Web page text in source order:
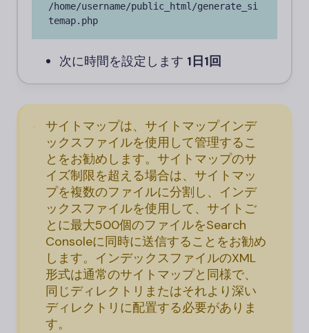
/home/username/public_html/generate_si
temap.php
次に時間を設定します 1日1回
サイトマップは、サイトマップインデ
ックスファイルを使用して管理するこ
とをお勧めします。サイトマップのサ
イズ制限を超える場合は、サイトマッ
プを複数のファイルに分割し、インデ
ックスファイルを使用して、サイトご
とに最大500個のファイルをSearch
Consoleに同時に送信することをお勧め
します。インデックスファイルのXML
形式は通常のサイトマップと同様で、
同じディレクトリまたはそれより深い
ディレクトリに配置する必要がありま
す。